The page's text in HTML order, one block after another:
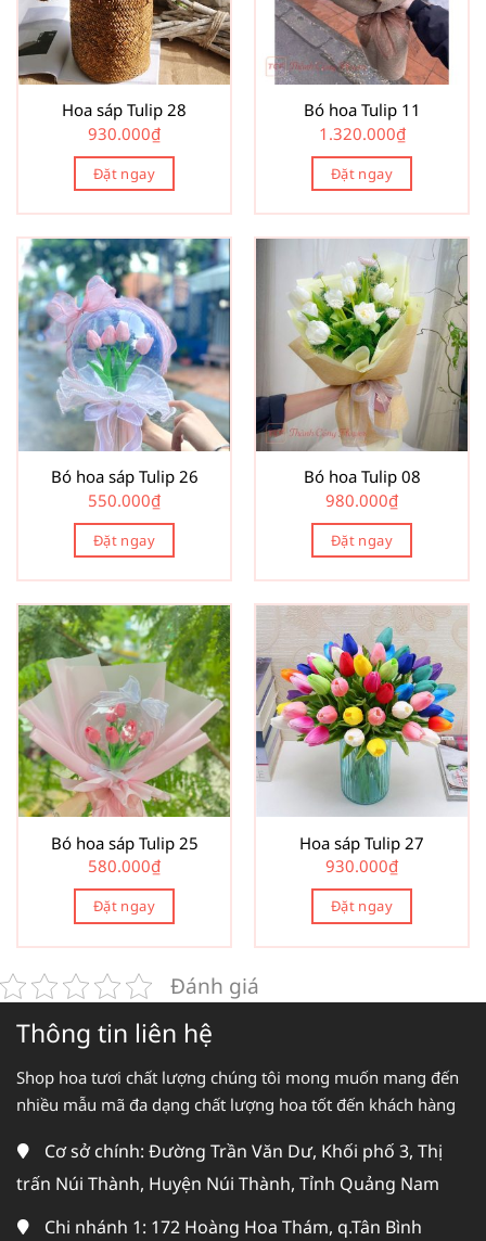
Hoa sáp Tulip 28
930.000₫
Đặt ngay
Bó hoa Tulip 11
1.320.000₫
Đặt ngay
Bó hoa sáp Tulip 26
550.000₫
Đặt ngay
Bó hoa Tulip 08
980.000₫
Đặt ngay
Bó hoa sáp Tulip 25
580.000₫
Đặt ngay
Hoa sáp Tulip 27
930.000₫
Đặt ngay
Đánh giá
Thông tin liên hệ
Shop hoa tươi chất lượng chúng tôi mong muốn mang đến
nhiều mẫu mã đa dạng chất lượng hoa tốt đến khách hàng
Cơ sở chính: Đường Trần Văn Dư, Khối phố 3, Thị
trấn Núi Thành, Huyện Núi Thành, Tỉnh Quảng Nam
Chi nhánh 1: 172 Hoàng Hoa Thám, q.Tân Bình